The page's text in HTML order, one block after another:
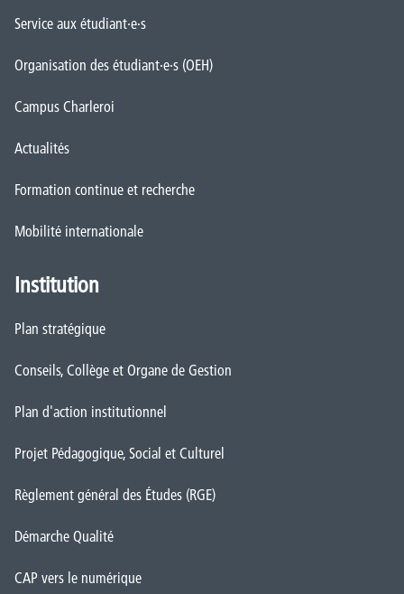
Service aux étudiant·e·s
Organisation des étudiant·e·s (OEH)
Campus Charleroi
Actualités
Formation continue et recherche
Mobilité internationale
Institution
Plan stratégique
Conseils, Collège et Organe de Gestion
Plan d'action institutionnel
Projet Pédagogique, Social et Culturel
Règlement général des Études (RGE)
Démarche Qualité
CAP vers le numérique